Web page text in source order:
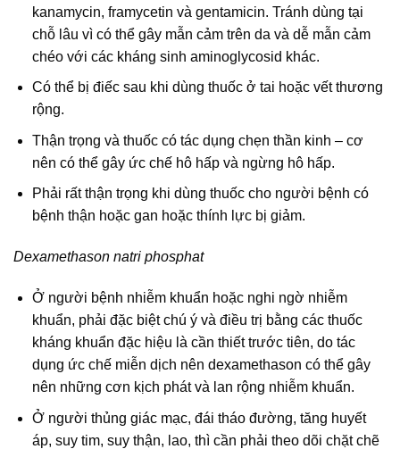
kanamycin, framycetin và gentamicin. Tránh dùng tại
chỗ lâu vì có thể gây mẫn cảm trên da và dễ mẫn cảm
chéo với các kháng sinh aminoglycosid khác.
Có thể bị điếc sau khi dùng thuốc ở tai hoặc vết thương
rộng.
Thận trọng và thuốc có tác dụng chẹn thần kinh – cơ
nên có thể gây ức chế hô hấp và ngừng hô hấp.
Phải rất thận trọng khi dùng thuốc cho người bệnh có
bệnh thận hoặc gan hoặc thính lực bị giảm.
Dexamethason natri phosphat
Ở người bệnh nhiễm khuẩn hoặc nghi ngờ nhiễm
khuẩn, phải đặc biệt chú ý và điều trị bằng các thuốc
kháng khuẩn đặc hiệu là cần thiết trước tiên, do tác
dụng ức chế miễn dịch nên dexamethason có thể gây
nên những cơn kịch phát và lan rộng nhiễm khuẩn.
Ở người thủng giác mạc, đái tháo đường, tăng huyết
áp, suy tim, suy thận, lao, thì cần phải theo dõi chặt chẽ